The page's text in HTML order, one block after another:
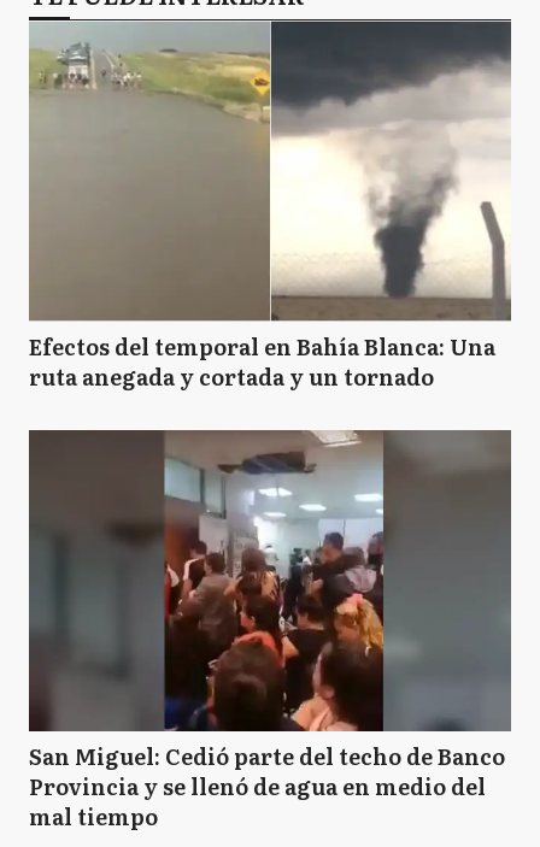
Efectos del temporal en Bahía Blanca: Una
ruta anegada y cortada y un tornado
San Miguel: Cedió parte del techo de Banco
Provincia y se llenó de agua en medio del
mal tiempo